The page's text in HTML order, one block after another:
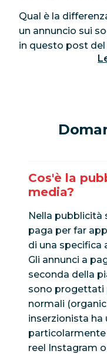
Qual è la
un annuncio sui
in questo post del
Cos'è la
media?
Nella pubblicità
paga per far
di una specifica
Gli annunci a
seconda della
sono progettati
normali
inserzionista
particolarmente
reel Instagram